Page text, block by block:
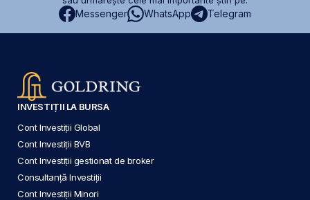
Messenger WhatsApp Telegram
INVESTIȚII LA BURSA
Cont Investiții Global
Cont Investiții BVB
Cont Investiții gestionat de broker
Consultanță Investiții
Cont Investiții Minori